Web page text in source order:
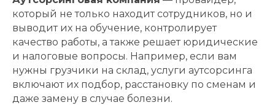
который не только находит сотрудников, но и
выводит их на обучение, контролирует
качество работы, а также решает юридические
и налоговые вопросы. Например, если вам
нужны грузчики на склад, услуги аутсорсинга
включают их подбор, расстановку по сменам и
даже замену в случае болезни.